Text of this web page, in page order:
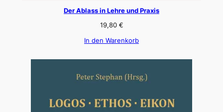
Der Ablass in Lehre und Praxis
19,80 €
In den Warenkorb